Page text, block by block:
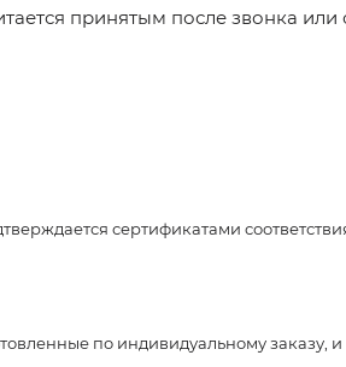
принятым после звонка
сертификатами
по индивидуальному заказу,